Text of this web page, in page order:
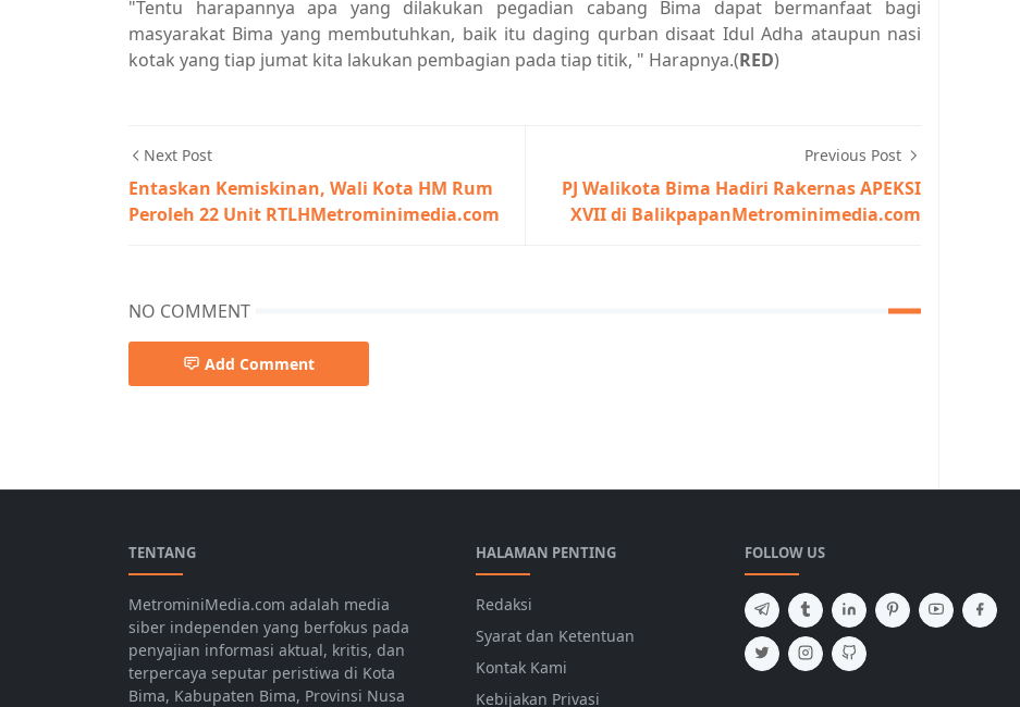
"Tentu harapannya apa yang dilakukan pegadian cabang Bima dapat bermanfaat bagi
masyarakat Bima yang membutuhkan, baik itu daging qurban disaat Idul Adha ataupun nasi
kotak yang tiap jumat kita lakukan pembagian pada tiap titik, " Harapnya.(RED)
Next Post
Entaskan Kemiskinan, Wali Kota HM Rum
Peroleh 22 Unit RTLHMetrominimedia.com
Previous Post
PJ Walikota Bima Hadiri Rakernas APEKSI
XVII di BalikpapanMetrominimedia.com
NO COMMENT
Add Comment
TENTANG
MetrominiMedia.com adalah media
siber independen yang berfokus pada
penyajian informasi aktual, kritis, dan
terpercaya seputar peristiwa di Kota
Bima, Kabupaten Bima, Provinsi Nusa
HALAMAN PENTING
Redaksi
Syarat dan Ketentuan
Kontak Kami
Kebijakan Privasi
FOLLOW US